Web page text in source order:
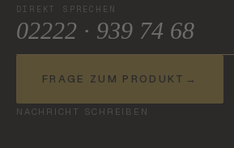
DIREKT SPRECHEN
02222 · 939 74 68
FRAGE ZUM PRODUKT →
NACHRICHT SCHREIBEN